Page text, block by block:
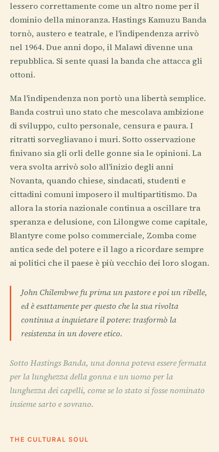
lessero correttamente come un altro nome per il
dominio della minoranza. Hastings Kamuzu Banda
tornò, austero e teatrale, e l'indipendenza arrivò
nel 1964. Due anni dopo, il Malawi divenne una
repubblica. Si sente quasi la banda che attacca gli
ottoni.
Ma l'indipendenza non portò una libertà semplice.
Banda costruì uno stato che mescolava ambizione
di sviluppo, culto personale, censura e paura. I
ritratti sorvegliavano i muri. Sotto osservazione
finivano sia gli orli delle gonne sia le opinioni. La
vera svolta arrivò solo all'inizio degli anni
Novanta, quando chiese, sindacati, studenti e
cittadini comuni imposero il multipartitismo. Da
allora la storia nazionale continua a oscillare tra
speranza e delusione, con Lilongwe come capitale,
Blantyre come polso commerciale, Zomba come
antica sede del potere e il lago a ricordare sempre
ai politici che il paese è più vecchio dei loro slogan.
John Chilembwe fu prima un pastore e poi un ribelle,
ed è esattamente per questo che la sua rivolta
continua a inquietare il potere: trasformò la
resistenza in un dovere etico.
Sotto Hastings Banda, una donna poteva essere fermata
per la lunghezza della gonna e un uomo per la
lunghezza dei capelli, come se lo stato si fosse nominato
insieme sarto e sovrano.
THE CULTURAL SOUL